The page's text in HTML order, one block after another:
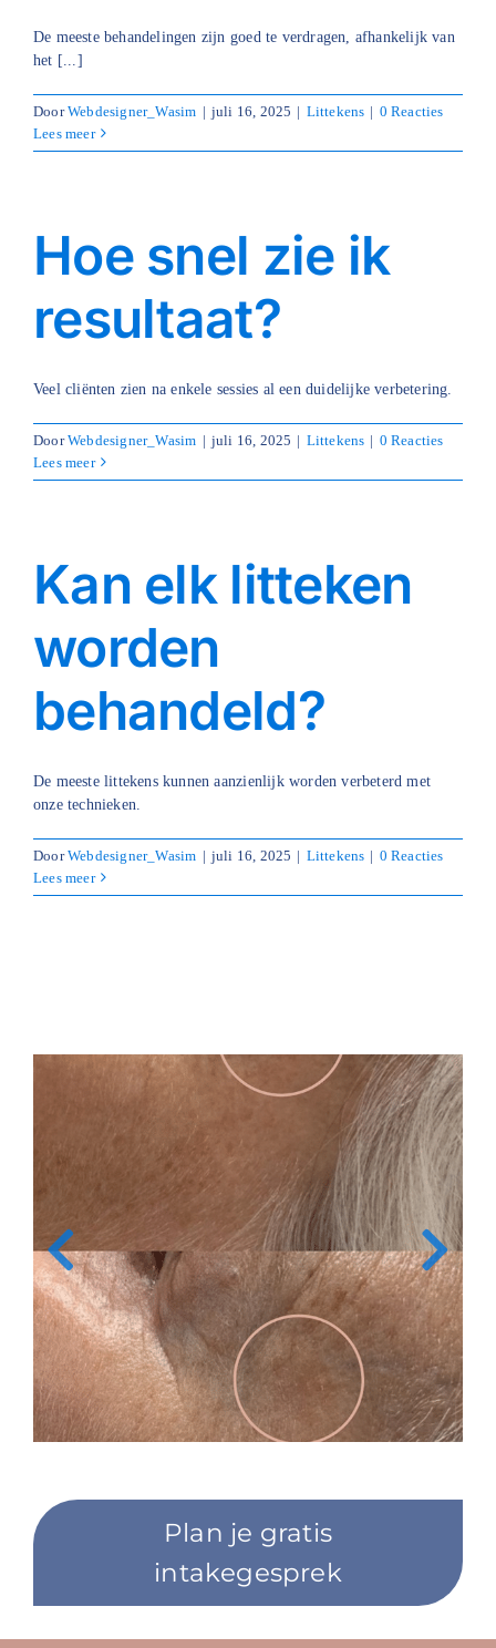
De meeste behandelingen zijn goed te verdragen, afhankelijk van
het [...]
DoorWebdesigner_Wasim | juli 16, 2025 | Littekens | 0 Reacties
Lees meer
Hoe snel zie ik
resultaat?
Veel cliënten zien na enkele sessies al een duidelijke verbetering.
DoorWebdesigner_Wasim | juli 16, 2025 | Littekens | 0 Reacties
Lees meer
Kan elk litteken
worden
behandeld?
De meeste littekens kunnen aanzienlijk worden verbeterd met
onze technieken.
DoorWebdesigner_Wasim | juli 16, 2025 | Littekens | 0 Reacties
Lees meer
Plan je gratis
intakegesprek